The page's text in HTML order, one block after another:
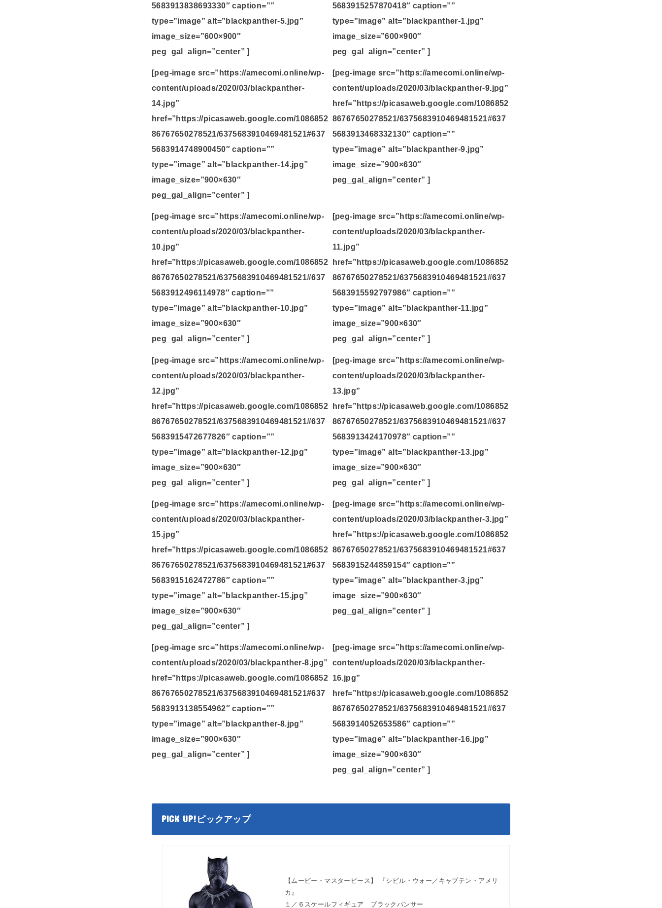
5683913838693330″ caption=””
type=”image” alt=”blackpanther-5.jpg”
image_size=”600×900″
peg_gal_align=”center” ]
5683915257870418″ caption=””
type=”image” alt=”blackpanther-1.jpg”
image_size=”600×900″
peg_gal_align=”center” ]
[peg-image src=”https://amecomi.online/wp-
content/uploads/2020/03/blackpanther-
14.jpg”
href=”https://picasaweb.google.com/1086852
86767650278521/6375683910469481521#637
5683914748900450″ caption=””
type=”image” alt=”blackpanther-14.jpg”
image_size=”900×630″
peg_gal_align=”center” ]
[peg-image src=”https://amecomi.online/wp-
content/uploads/2020/03/blackpanther-9.jpg”
href=”https://picasaweb.google.com/1086852
86767650278521/6375683910469481521#637
5683913468332130″ caption=””
type=”image” alt=”blackpanther-9.jpg”
image_size=”900×630″
peg_gal_align=”center” ]
[peg-image src=”https://amecomi.online/wp-
content/uploads/2020/03/blackpanther-
10.jpg”
href=”https://picasaweb.google.com/1086852
86767650278521/6375683910469481521#637
5683912496114978″ caption=””
type=”image” alt=”blackpanther-10.jpg”
image_size=”900×630″
peg_gal_align=”center” ]
[peg-image src=”https://amecomi.online/wp-
content/uploads/2020/03/blackpanther-
11.jpg”
href=”https://picasaweb.google.com/1086852
86767650278521/6375683910469481521#637
5683915592797986″ caption=””
type=”image” alt=”blackpanther-11.jpg”
image_size=”900×630″
peg_gal_align=”center” ]
[peg-image src=”https://amecomi.online/wp-
content/uploads/2020/03/blackpanther-
12.jpg”
href=”https://picasaweb.google.com/1086852
86767650278521/6375683910469481521#637
5683915472677826″ caption=””
type=”image” alt=”blackpanther-12.jpg”
image_size=”900×630″
peg_gal_align=”center” ]
[peg-image src=”https://amecomi.online/wp-
content/uploads/2020/03/blackpanther-
13.jpg”
href=”https://picasaweb.google.com/1086852
86767650278521/6375683910469481521#637
5683913424170978″ caption=””
type=”image” alt=”blackpanther-13.jpg”
image_size=”900×630″
peg_gal_align=”center” ]
[peg-image src=”https://amecomi.online/wp-
content/uploads/2020/03/blackpanther-
15.jpg”
href=”https://picasaweb.google.com/1086852
86767650278521/6375683910469481521#637
5683915162472786″ caption=””
type=”image” alt=”blackpanther-15.jpg”
image_size=”900×630″
peg_gal_align=”center” ]
[peg-image src=”https://amecomi.online/wp-
content/uploads/2020/03/blackpanther-3.jpg”
href=”https://picasaweb.google.com/1086852
86767650278521/6375683910469481521#637
5683915244859154″ caption=””
type=”image” alt=”blackpanther-3.jpg”
image_size=”900×630″
peg_gal_align=”center” ]
[peg-image src=”https://amecomi.online/wp-
content/uploads/2020/03/blackpanther-8.jpg”
href=”https://picasaweb.google.com/1086852
86767650278521/6375683910469481521#637
5683913138554962″ caption=””
type=”image” alt=”blackpanther-8.jpg”
image_size=”900×630″
peg_gal_align=”center” ]
[peg-image src=”https://amecomi.online/wp-
content/uploads/2020/03/blackpanther-
16.jpg”
href=”https://picasaweb.google.com/1086852
86767650278521/6375683910469481521#637
5683914052653586″ caption=””
type=”image” alt=”blackpanther-16.jpg”
image_size=”900×630″
peg_gal_align=”center” ]
PICK UP! ピックアップ
【ムービー・マスターピース】 『シビル・ウォー／キャプテン・アメリ
カ』
１／６スケールフィギュア ブラックパンサー